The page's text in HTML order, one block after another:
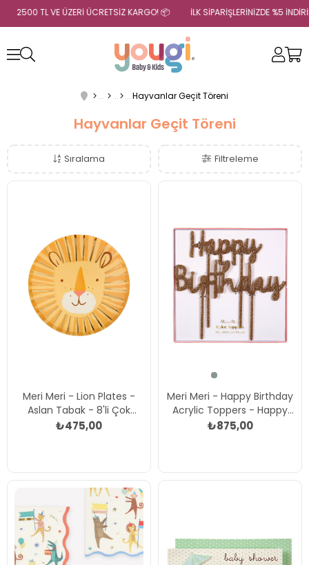
2500 TL VE ÜZERİ ÜCRETSİZ KARGO! 📦 İLK SİPARİŞLERİNİZDE %5
Hayvanlar Geçit Töreni
Hayvanlar Geçit Töreni
Filtreleme
Sıralama
Meri Meri - Lion Plates -
Aslan Tabak - 8'li Çok
Renkli
₺475,00
Meri Meri - Happy Birthday
Acrylic Toppers - Happy
Birthday Akrilik Pasta Süsü
₺875,00